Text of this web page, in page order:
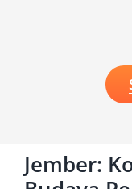
memberikan
setiap
Jember: